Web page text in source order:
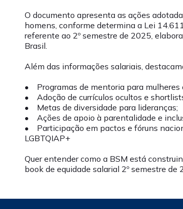
O documento apresenta as ações
homens, conforme determina a Lei
referente ao 2º semestre de 2025,
Brasil.
Além das informações salariais,
• Programas de mentoria para mulheres
• Adoção de currículos ocultos e
• Metas de diversidade para lideranças;
• Ações de apoio à parentalidade e
• Participação em pactos e fóruns
LGBTQIAP+
Quer entender como a BSM está
book de equidade salarial 2º semestre de